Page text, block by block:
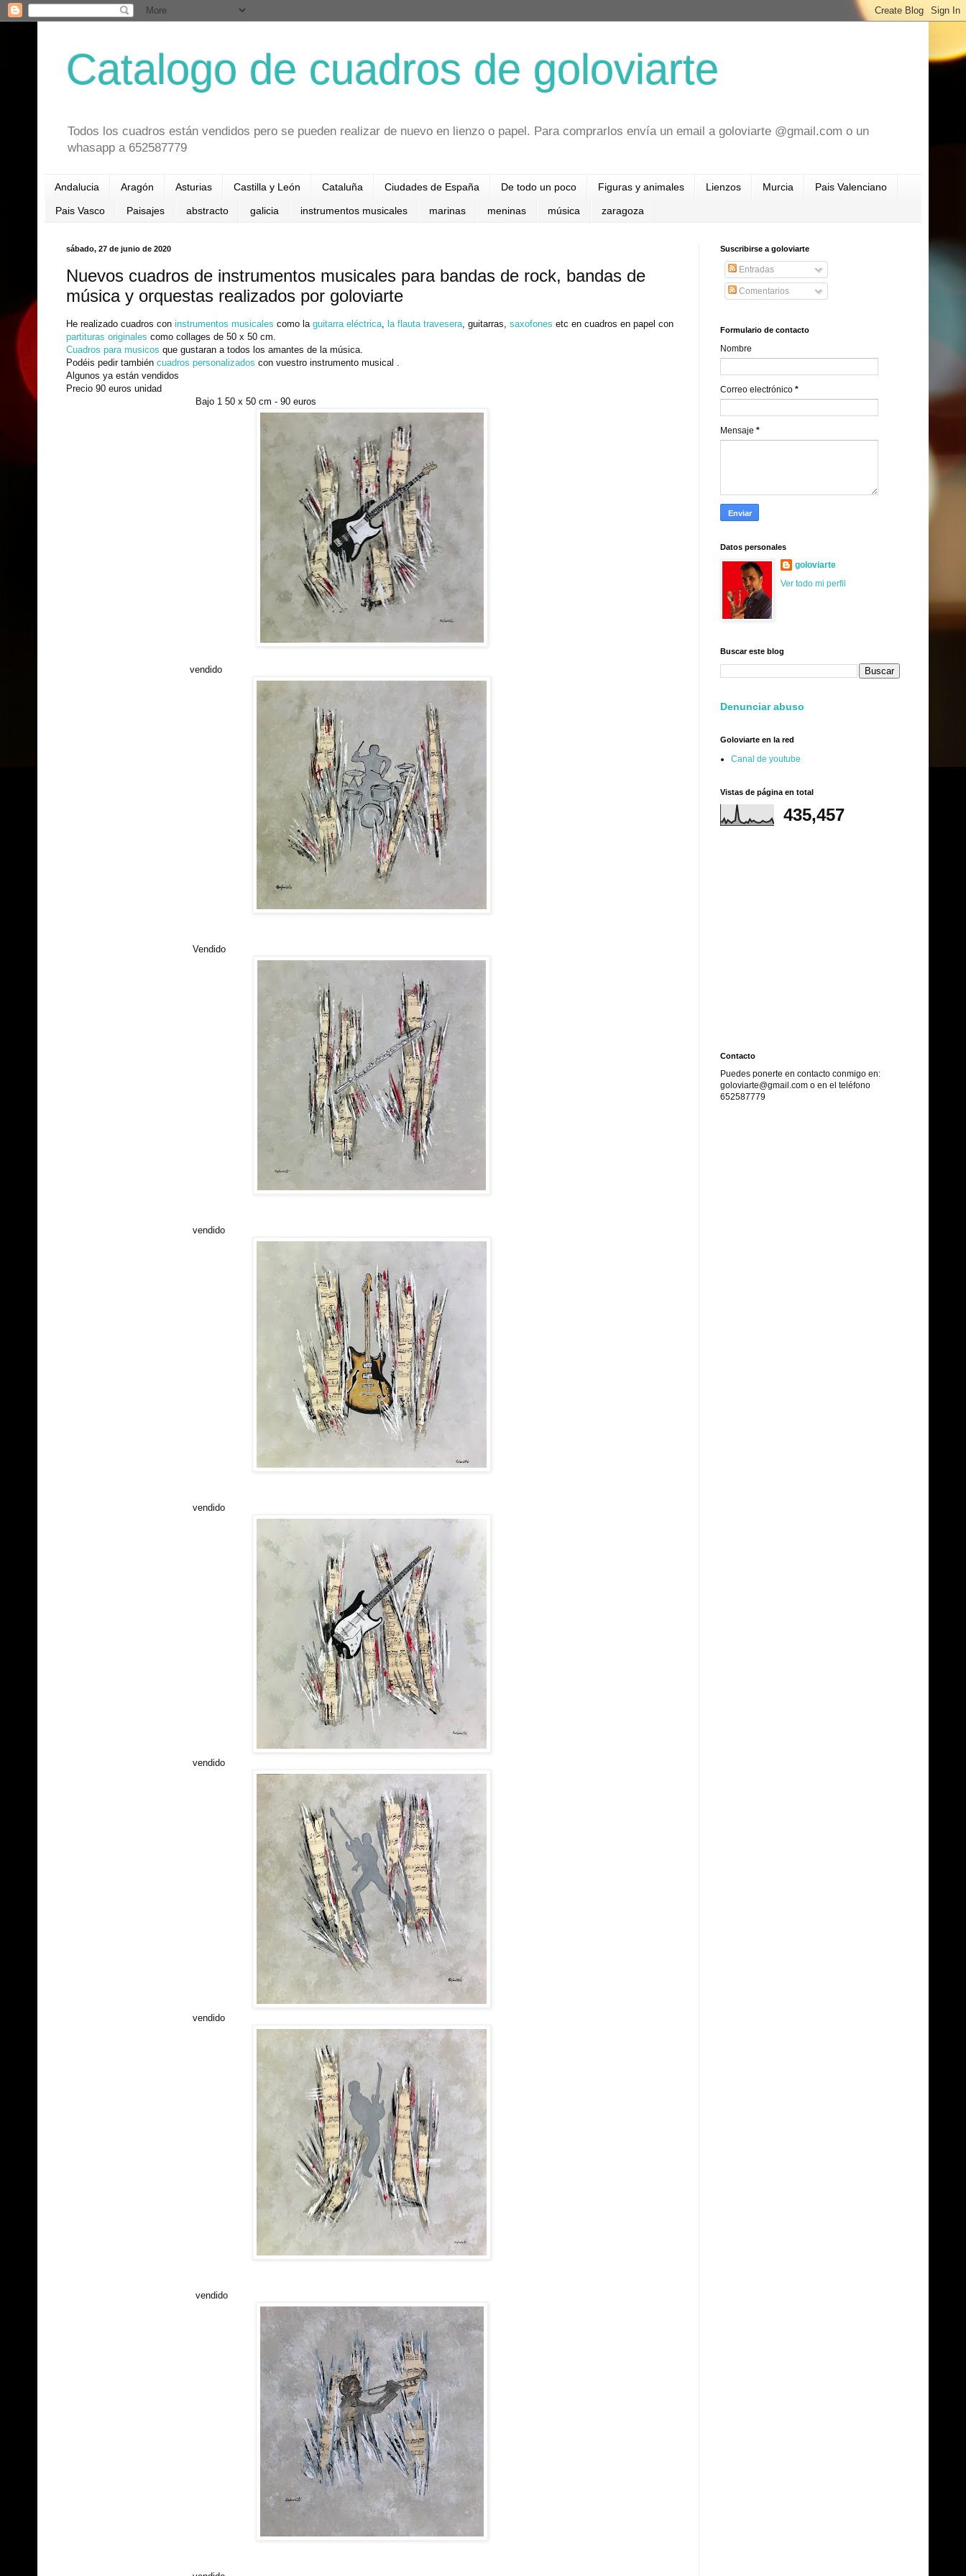
Catalogo de cuadros de goloviarte
Todos los cuadros están vendidos pero se pueden realizar de nuevo en lienzo o papel. Para comprarlos envía un email a goloviarte @gmail.com o un
whasapp a 652587779
Andalucia Aragón Asturias Castilla y León Cataluña Ciudades de España De todo un poco Figuras y animales Lienzos Murcia Pais Valenciano
Pais Vasco Paisajes abstracto galicia instrumentos musicales marinas meninas música zaragoza
sábado, 27 de junio de 2020
Nuevos cuadros de instrumentos musicales para bandas de rock, bandas de
música y orquestas realizados por goloviarte
He realizado cuadros con instrumentos musicales como la guitarra eléctrica, la flauta travesera, guitarras, saxofones etc en cuadros en papel con
partituras originales como collages de 50 x 50 cm.
Cuadros para musicos que gustaran a todos los amantes de la música.
Podéis pedir también cuadros personalizados con vuestro instrumento musical .
Algunos ya están vendidos
Precio 90 euros unidad
Bajo 1 50 x 50 cm - 90 euros
vendido
Vendido
vendido
vendido
vendido
vendido
vendido
Suscribirse a goloviarte
Entradas
Comentarios
Formulario de contacto
Nombre
Correo electrónico *
Mensaje *
Datos personales
goloviarte
Ver todo mi perfil
Buscar este blog
Denunciar abuso
Goloviarte en la red
Canal de youtube
Vistas de página en total
435,457
Contacto
Puedes ponerte en contacto conmigo en:
goloviarte@gmail.com o en el teléfono
652587779